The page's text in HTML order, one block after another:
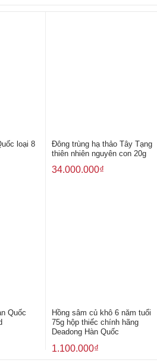
loại 8
Đông trùng hạ thảo Tây Tạng
thiên nhiên nguyên con 20g
34.000.000₫
Quốc
Hồng sâm củ khô 6 năm tuổi
75g hộp thiếc chính hãng
Deadong Hàn Quốc
1.100.000₫